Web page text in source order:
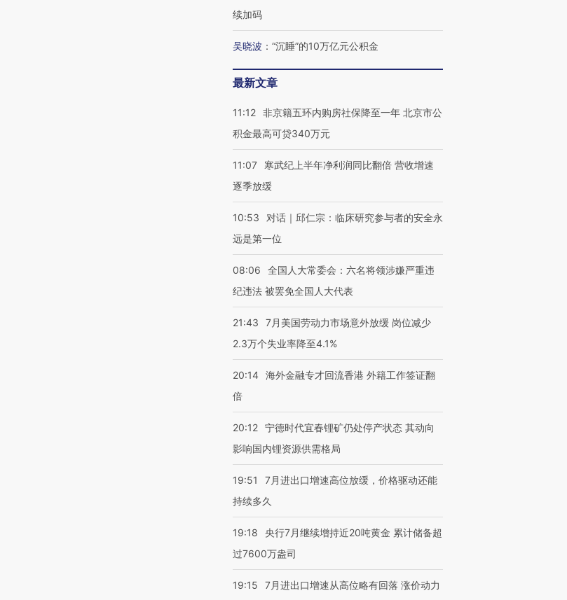
续加码
吴晓波 ： “沉睡”的10万亿元公积金
最新文章
11:12 非京籍五环内购房社保降至一年 北京市公
积金最高可贷340万元
11:07
寒武纪上半年净利润同比翻倍 营收增速
逐季放缓
10:53
对话｜邱仁宗：临床研究参与者的安全永
远是第一位
08:06
全国人大常委会：六名将领涉嫌严重违
纪违法 被罢免全国人大代表
21:43
7月美国劳动力市场意外放缓 岗位减少
2.3万个失业率降至4.1%
20:14 海外金融专才回流香港 外籍工作签证翻
倍
20:12 宁德时代宜春锂矿仍处停产状态 其动向
影响国内锂资源供需格局
19:51
7月进出口增速高位放缓，价格驱动还能
持续多久
19:18
央行7月继续增持近20吨黄金 累计储备超
过7600万盎司
19:15 7月进出口增速从高位略有回落 涨价动力